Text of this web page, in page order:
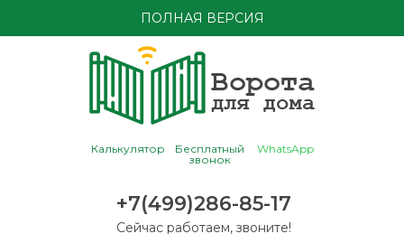
ПОЛНАЯ ВЕРСИЯ
Калькулятор
Бесплатный
звонок
WhatsApp
+7(499)286-85-17
Сейчас работаем, звоните!